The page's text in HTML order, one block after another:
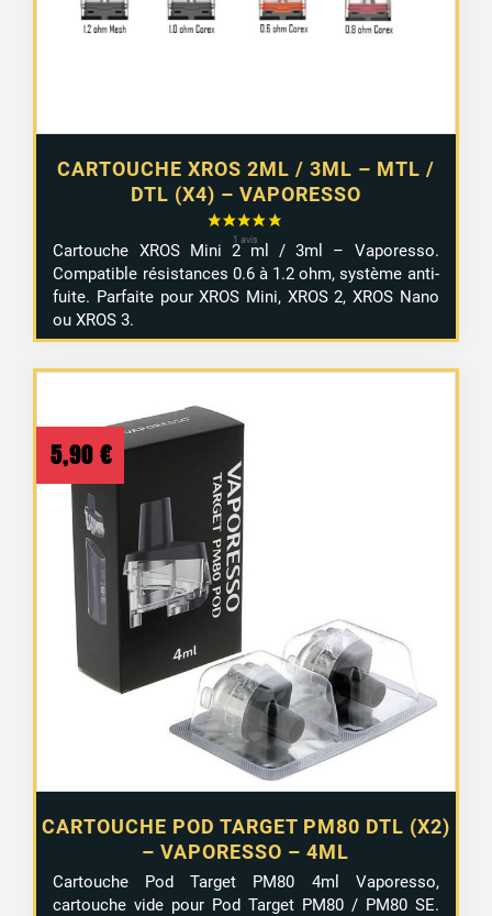
CARTOUCHE XROS 2ML / 3ML – MTL /
DTL (X4) – VAPORESSO
Cartouche XROS Mini 2 ml / 3ml – Vaporesso.
Compatible résistances 0.6 à 1.2 ohm, système anti-
fuite. Parfaite pour XROS Mini, XROS 2, XROS Nano
ou XROS 3.
CARTOUCHE POD TARGET PM80 DTL (X2)
– VAPORESSO – 4ML
5,90 €
Cartouche Pod Target PM80 4ml Vaporesso,
cartouche vide pour Pod Target PM80 / PM80 SE.